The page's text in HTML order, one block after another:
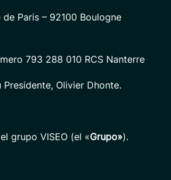
Paris – 92100 Boulogne
793 288 010 RCS Nanterre
Presidente, Olivier Dhonte.
grupo VISEO (el «Grupo»).